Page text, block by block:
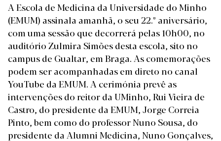
A Escola de Medicina da Universidade do Minho
(EMUM) assinala amanhã, o seu 22.º aniversário,
com uma sessão que decorrerá pelas 10h00, no
auditório Zulmira Simões desta escola, sito no
campus de Gualtar, em Braga. As comemorações
podem ser acompanhadas em direto no canal
YouTube da EMUM. A cerimónia prevê as
intervenções do reitor da UMinho, Rui Vieira de
Castro, do presidente da EMUM, Jorge Correia
Pinto, bem como do professor Nuno Sousa, do
presidente da Alumni Medicina, Nuno Gonçalves,